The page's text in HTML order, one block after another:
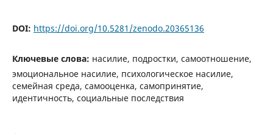
DOI: https://doi.org/10.5281/zenodo.20365136
Ключевые слова: насилие, подростки, самоотношение,
эмоциональное насилие, психологическое насилие,
семейная среда, самооценка, самопринятие,
идентичность, социальные последствия